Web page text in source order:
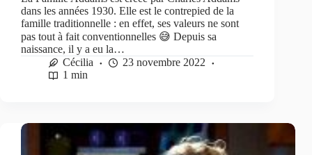
dans les années 1930. Elle est le contrepied de la
famille traditionnelle : en effet, ses valeurs ne sont
pas tout à fait conventionnelles 😅 Depuis sa
naissance, il y a eu la…
Cécilia
23 novembre 2022
1 min